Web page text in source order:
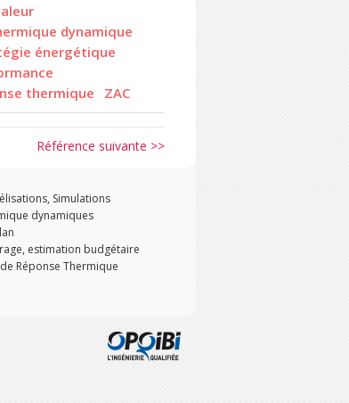
dynamique
énergétique
thermique
ZAC
Référence suivante >>
Simulations
dynamiques
estimation budgétaire
Réponse Thermique